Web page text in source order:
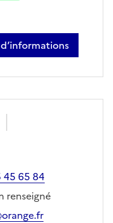
derid
45 65 84
renseigné